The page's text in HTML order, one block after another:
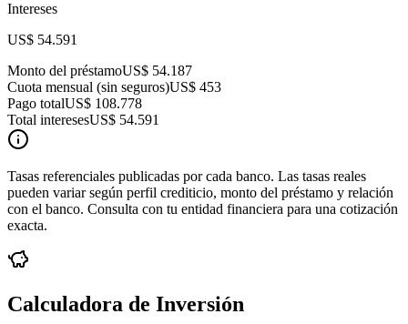
Intereses
US$ 54.591
Monto del préstamoUS$ 54.187
Cuota mensual (sin seguros)US$ 453
Pago totalUS$ 108.778
Total interesesUS$ 54.591
Tasas referenciales publicadas por cada banco. Las tasas reales
pueden variar según perfil crediticio, monto del préstamo y relación
con el banco. Consulta con tu entidad financiera para una cotización
exacta.
Calculadora de Inversión